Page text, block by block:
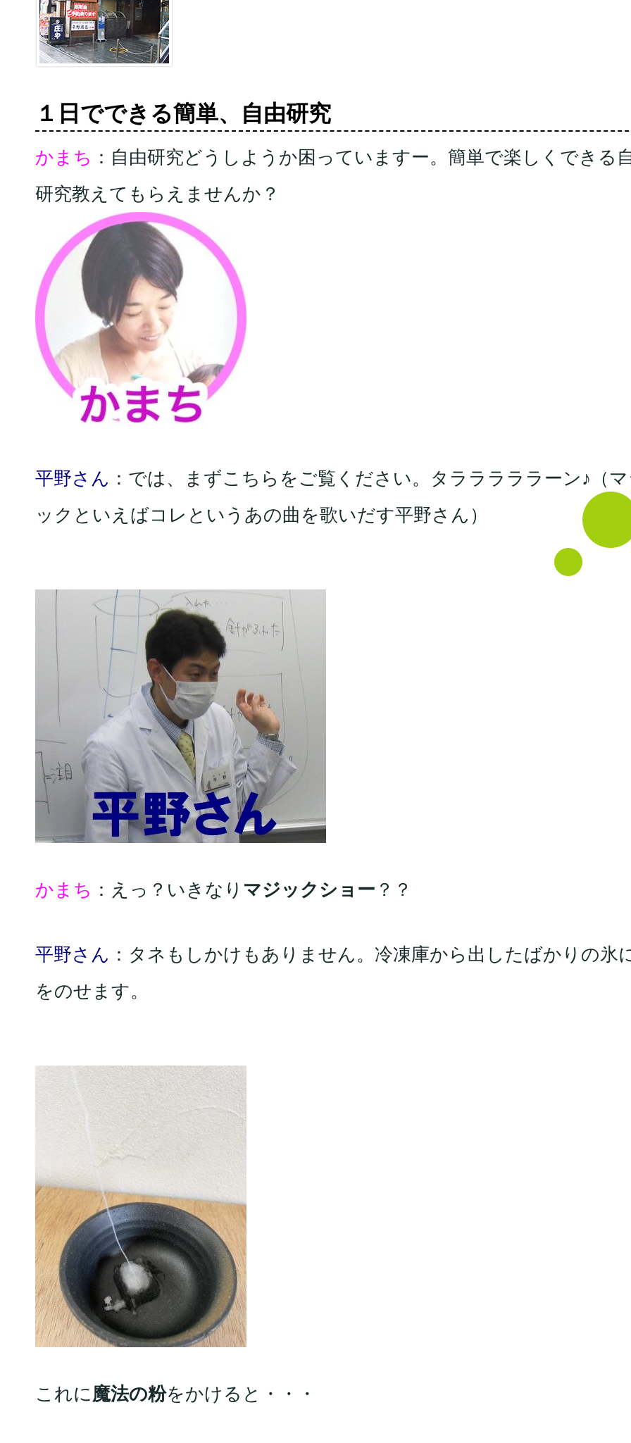
１日でできる簡単、自由研究
かまち ：自由研究どうしようか困っていますー。簡単で楽しくできる
研究教えてもらえませんか？
平野さん ：では、まずこちらをご覧ください。タラララララーン♪（
ックといえばコレというあの曲を歌いだす平野さん）
かまち ：えっ？いきなり マジックショー ？？
平野さん ：タネもしかけもありません。冷凍庫から出したばかりの氷
をのせます。
これに魔法の粉をかけると・・・